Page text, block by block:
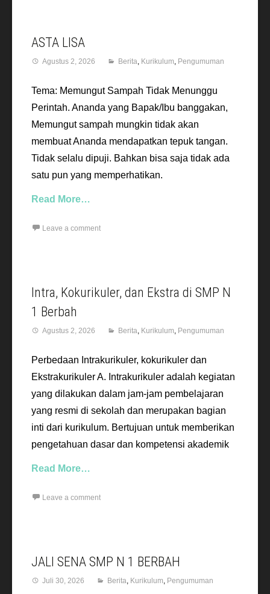
ASTA LISA
Agustus 2, 2026 Berita, Kurikulum, Pengumuman
Tema: Memungut Sampah Tidak Menunggu
Perintah. Ananda yang Bapak/Ibu banggakan,
Memungut sampah mungkin tidak akan
membuat Ananda mendapatkan tepuk tangan.
Tidak selalu dipuji. Bahkan bisa saja tidak ada
satu pun yang memperhatikan.
Read More…
Leave a comment
Intra, Kokurikuler, dan Ekstra di SMP N
1 Berbah
Agustus 2, 2026 Berita, Kurikulum, Pengumuman
Perbedaan Intrakurikuler, kokurikuler dan
Ekstrakurikuler A. Intrakurikuler adalah kegiatan
yang dilakukan dalam jam-jam pembelajaran
yang resmi di sekolah dan merupakan bagian
inti dari kurikulum. Bertujuan untuk memberikan
pengetahuan dasar dan kompetensi akademik
Read More…
Leave a comment
JALI SENA SMP N 1 BERBAH
Juli 30, 2026 Berita, Kurikulum, Pengumuman